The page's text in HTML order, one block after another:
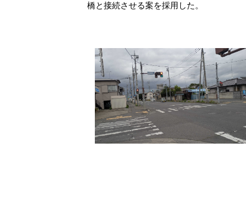
橋と接続させる案を採用した。